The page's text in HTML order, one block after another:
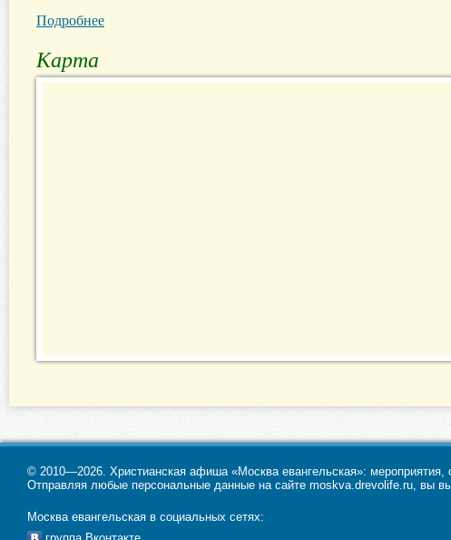
Подробнее
Карта
© 2010—2026. Христианская афиша «Москва евангельская»:
Отправляя любые персональные данные на сайте moskva.drevolife.ru, вы
Москва евангельская в социальных сетях: